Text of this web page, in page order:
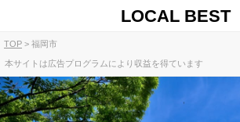
LOCAL BEST
TOP 福岡市
本サイトは広告プログラムにより収益を得ています